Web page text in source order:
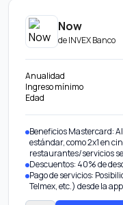
Now
deINVEX Banco
Anualidad
Ingreso mínimo
Edad
Beneficios Mastercard:
estándar, como 2x1 en
restaurantes/servicios
Descuentos: 40% de
Pago de servicios:
Telmex, etc.) desde la